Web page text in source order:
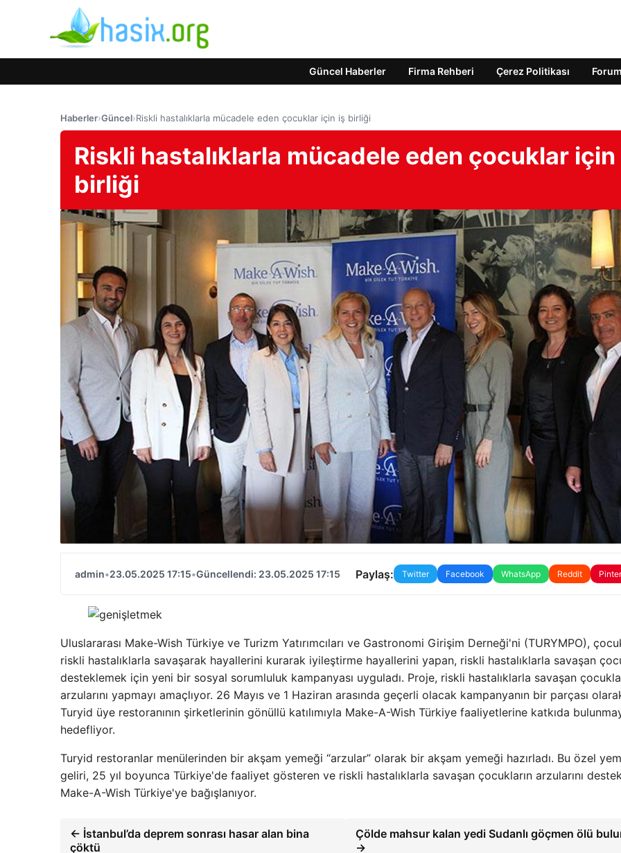
Güncel Haberler Firma Rehberi Çerez Politikası Forum
Haberler›Güncel›Riskli hastalıklarla mücadele eden çocuklar için iş birliği
Riskli hastalıklarla mücadele eden çocuklar için
birliği
admin•23.05.2025 17:15•Güncellendi: 23.05.2025 17:15 Paylaş: Twitter Facebook WhatsApp Reddit
Uluslararası Make-Wish Türkiye ve Turizm Yatırımcıları ve Gastronomi Girişim Derneği'ni (TURYMPO),
riskli hastalıklarla savaşarak hayallerini kurarak iyileştirme hayallerini yapan, riskli hastalıklarla savaşan
desteklemek için yeni bir sosyal sorumluluk kampanyası uyguladı. Proje, riskli hastalıklarla savaşan
arzularını yapmayı amaçlıyor. 26 Mayıs ve 1 Haziran arasında geçerli olacak kampanyanın bir parçası
Turyid üye restoranının şirketlerinin gönüllü katılımıyla Make-A-Wish Türkiye faaliyetlerine katkıda
hedefliyor.
Turyid restoranlar menülerinden bir akşam yemeği “arzular” olarak bir akşam yemeği hazırladı. Bu özel
geliri, 25 yıl boyunca Türkiye'de faaliyet gösteren ve riskli hastalıklarla savaşan çocukların arzularını
Make-A-Wish Türkiye'ye bağışlanıyor.
← İstanbul’da deprem sonrası hasar alan bina
çöktü
Çölde mahsur kalan yedi Sudanlı göçmen ölü
→